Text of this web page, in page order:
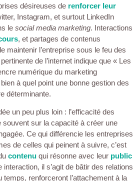
désireuses de renforcer leur
Instagram, et surtout LinkedIn
le social media marketing. Interactions
, et partages de contenus
maintenir l’entreprise sous le feu des
de l’internet indique que « Les
numérique du marketing
à quel point une bonne gestion des
déterminante.
un peu plus loin : l’efficacité des
souvent sur la capacité à créer une
Ce qui différencie les entreprises
de celles qui peinent à suivre, c’est
contenu qui résonne avec leur public
interaction, il s’agit de bâtir des relations
temps, renforceront l’attachement à la